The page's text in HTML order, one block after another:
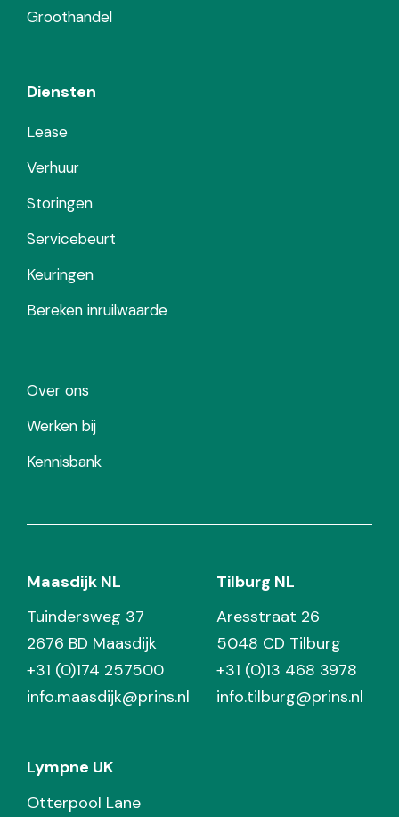
Groothandel
Diensten
Lease
Verhuur
Storingen
Servicebeurt
Keuringen
Bereken inruilwaarde
Over ons
Werken bij
Kennisbank
Maasdijk NL
Tuindersweg 37
2676 BD Maasdijk
+31 (0)174 257500
info.maasdijk@prins.nl
Tilburg NL
Aresstraat 26
5048 CD Tilburg
+31 (0)13 468 3978
info.tilburg@prins.nl
Lympne UK
Otterpool Lane